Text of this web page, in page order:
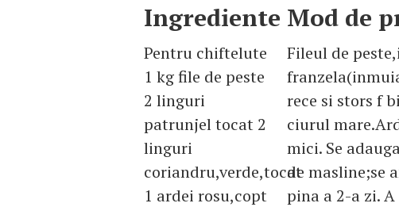
Ingrediente
Pentru chiftelute
1 kg file de peste
2 linguri
patrunjel tocat 2
linguri
coriandru,verde,tocat
1 ardei rosu,copt
Mod de
Fileul de
rece si stors f
ciurul
mici. Se
de masline;se
pina a 2-a zi.